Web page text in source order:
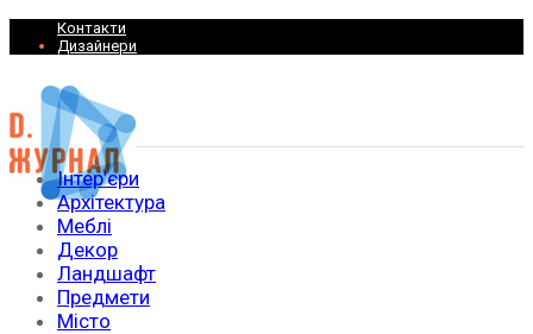
Контакти
Дизайнери
Інтер’єри
Архітектура
Меблі
Декор
Ландшафт
Предмети
Місто